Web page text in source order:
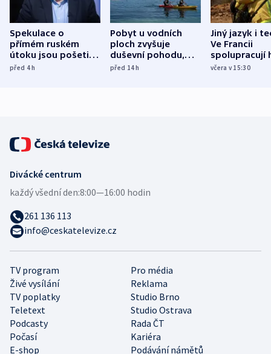
Spekulace o
přímém ruském
útoku jsou pošetilé,
míní estonský
před 4h
Pobyt u vodních
ploch zvyšuje
duševní pohodu,
ukázala
před 14h
Jiný jazyk i
Ve Francii
spolupracují
různých zemí
včera v 15:30
TV program
Pro média
Živé vysílání
Reklama
TV poplatky
Studio Brno
Teletext
Studio Ostrava
Podcasty
Rada ČT
Počasí
Kariéra
E-shop
Podávání námětů
Divácké centrum
každý všední den:8:00—16:00 hodin
261 136 113
info@ceskatelevize.cz